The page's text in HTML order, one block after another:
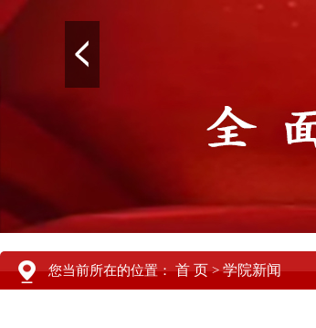
您当前所在的位置：首 页>学院新闻